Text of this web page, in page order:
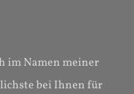
im Namen meiner
bei Ihnen für